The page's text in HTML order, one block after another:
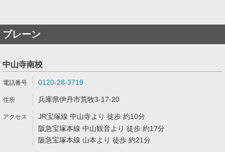
ブレーン
中山寺南校
0120-28-3719
兵庫県伊丹市荒牧3-17-20
JR宝塚線 中山寺より 徒歩 約10分
阪急宝塚本線 中山観音より 徒歩 約17分
阪急宝塚本線 山本より 徒歩 約21分